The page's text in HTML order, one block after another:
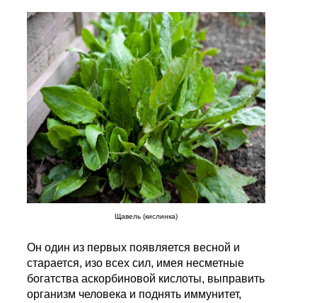
Щавель (кислинка)
Он один из первых появляется весной и
старается, изо всех сил, имея несметные
богатства аскорбиновой кислоты, выправить
организм человека и поднять иммунитет,